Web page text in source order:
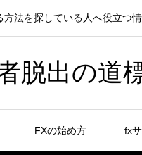
法を探している人へ役立つ情
脱出の道
FXの始め方 fx